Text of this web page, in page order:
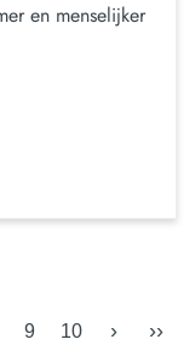
en menselijker
9 10 › ››